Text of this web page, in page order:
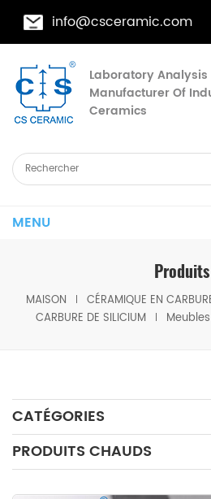
info@csceramic.com
Laboratory
Manufacturer Of
Ceramics
MENU
Produits
MAISON CÉRAMIQUE EN
CARBURE DE SILICIUM
CATÉGORIES
PRODUITS CHAUDS